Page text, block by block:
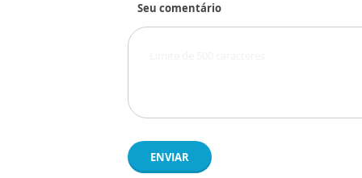
Seu comentário
ENVIAR